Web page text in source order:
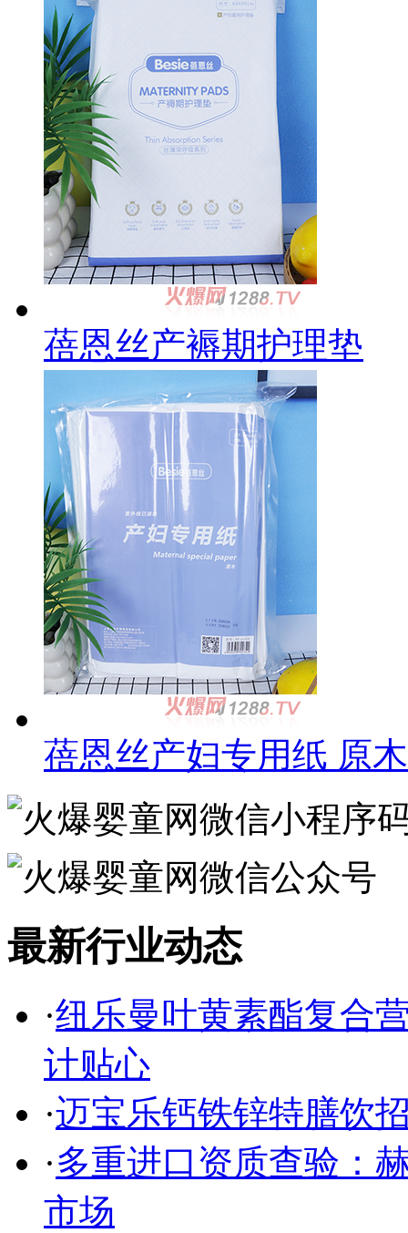
蓓恩丝产褥期护理垫
蓓恩丝产妇专用纸 原木
最新行业动态
·纽乐曼叶黄素酯复合
计贴心
·迈宝乐钙铁锌特膳饮
·多重进口资质查验：
市场